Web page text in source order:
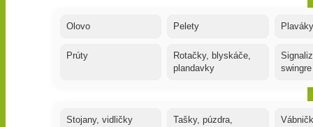
Olovo Pelety
Prúty
Rotačky, blyskáče,
plandavky
swingre
Stojany, vidličky
Tašky, púzdra,